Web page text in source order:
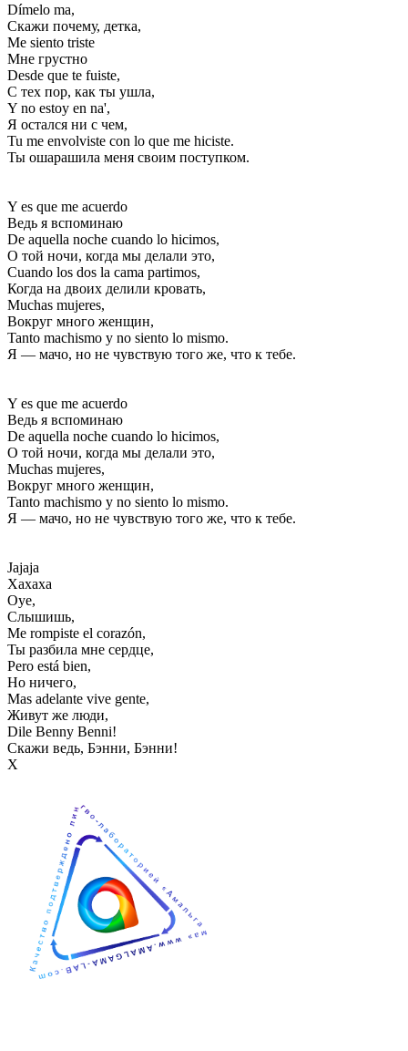
Dímelo ma,
Скажи почему, детка,
Me siento triste
Мне грустно
Desde que te fuiste,
С тех пор, как ты ушла,
Y no estoy en na',
Я остался ни с чем,
Tu me envolviste con lo que me hiciste.
Ты ошарашила меня своим поступком.
Y es que me acuerdo
Ведь я вспоминаю
De aquella noche cuando lo hicimos,
О той ночи, когда мы делали это,
Cuando los dos la cama partimos,
Когда на двоих делили кровать,
Muchas mujeres,
Вокруг много женщин,
Tanto machismo y no siento lo mismo.
Я — мачо, но не чувствую того же, что к тебе.
Y es que me acuerdo
Ведь я вспоминаю
De aquella noche cuando lo hicimos,
О той ночи, когда мы делали это,
Muchas mujeres,
Вокруг много женщин,
Tanto machismo y no siento lo mismo.
Я — мачо, но не чувствую того же, что к тебе.
Jajaja
Хахаха
Oye,
Слышишь,
Me rompiste el corazón,
Ты разбила мне сердце,
Pero está bien,
Но ничего,
Mas adelante vive gente,
Живут же люди,
Dile Benny Benni!
Скажи ведь, Бэнни, Бэнни!
Х